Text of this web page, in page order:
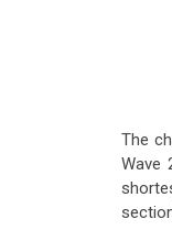
The
Wave